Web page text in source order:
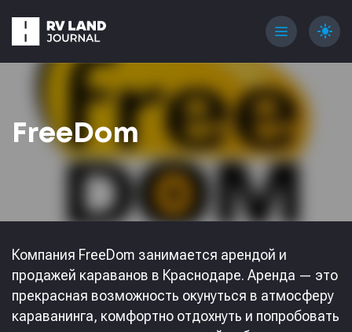
menu light_mode
FreeDom
Компания FreeDom занимается арендой и
продажей караванов в Краснодаре. Аренда — это
прекрасная возможность окунуться в атмосферу
караванинга, комфортно отдохнуть и попробовать